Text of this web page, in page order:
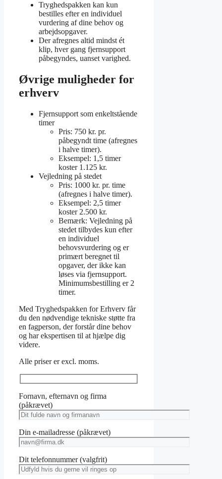
Tryghedspakken kan kun
bestilles efter en individuel
vurdering af dine behov og
arbejdsopgaver.
Der afregnes altid mindst ét
klip, hver gang fjernsupport
påbegyndes, uanset varighed.
Øvrige muligheder for
erhverv
Fjernsupport som enkeltstående
timer
Pris: 750 kr. pr.
påbegyndt time (afregnes
i halve timer).
Eksempel: 1,5 timer
koster 1.125 kr.
Vejledning på stedet
Pris: 1000 kr. pr. time
(afregnes i halve timer).
Eksempel: 2,5 timer
koster 2.500 kr.
Bemærk: Vejledning på
stedet tilbydes kun efter
en individuel
behovsvurdering og er
primært beregnet til
opgaver, der ikke kan
løses via fjernsupport.
Minimumsbestilling er 2
timer.
Med Tryghedspakken for Erhverv får
du den nødvendige tekniske støtte fra
en fagperson, der forstår dine behov
og har ekspertisen til at hjælpe dig
videre.
Alle priser er excl. moms.
Fornavn, efternavn og firma
(påkrævet)
Din e-mailadresse (påkrævet)
Dit telefonnummer (valgfrit)